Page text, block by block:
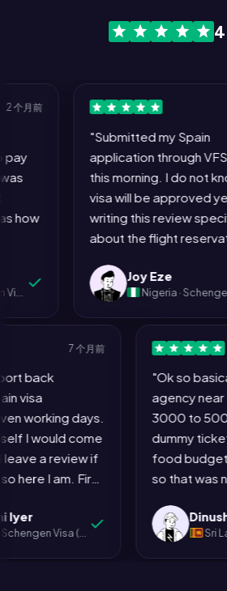
前
it
2
"Submitted my Spain
application through VFS
this morning. I do not know
visa will be approved yet. I
writing this review
about the flight reservation
this entire process that did
make me want to pull my hair
out. Everything else: the
statements, the cover letter,
the hotel booking, the
insurance, the appointment
hunting... painful. The flight
reservation on MyJet24 took
four minutes and caused
stress. If the rest of the
Schengen process worked
about it."
Joy Eze
Nigeria · Schengen Visa (Spain)
7 个月前
back
visa
working days.
myself I would come
leave a review if
so here I am. First
horror stories on
Quora and
myself something
Iyer
· Schengen Visa (Spain)
"Ok so
agency
3000 to
dummy
food
so that
MyJet24
to